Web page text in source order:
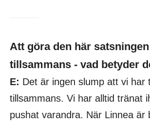
Att göra den här satsningen
tillsammans - vad betyder
E: Det är ingen slump att vi har
tillsammans. Vi har alltid tränat
pushat varandra. När Linnea är